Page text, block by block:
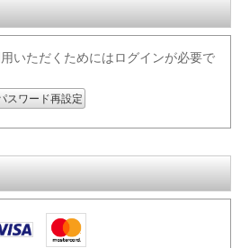
いただくためにはログインが必要で
スワード再設定